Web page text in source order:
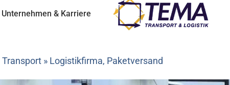
Unternehmen & Karriere
» Logistikfirma, Paketversand